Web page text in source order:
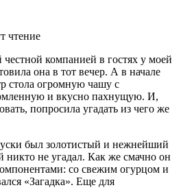
чтение
компанией в гостях у моей
она в тот вечер. А в начале
стола огромную чашу с
и вкусно пахнущую. И,
попросила угадать из чего же
был золотистый и нежнейший
не угадал. Как же смачно он
со свежим огурцом и
«Загадка». Еще для